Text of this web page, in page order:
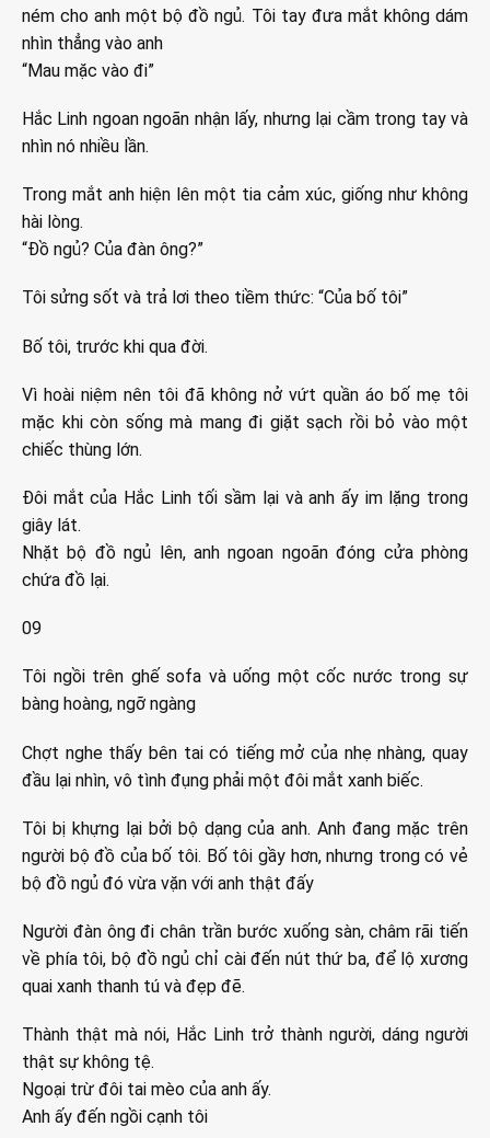
ném cho anh một bộ đồ ngủ. Tôi tay đưa mắt không dám
nhìn thẳng vào anh
“Mau mặc vào đi”
Hắc Linh ngoan ngoãn nhận lấy, nhưng lại cầm trong tay và
nhìn nó nhiều lần.
Trong mắt anh hiện lên một tia cảm xúc, giống như không
hài lòng.
“Đồ ngủ? Của đàn ông?”
Tôi sửng sốt và trả lơi theo tiềm thức: “Của bố tôi”
Bố tôi, trước khi qua đời.
Vì hoài niệm nên tôi đã không nở vứt quần áo bố mẹ tôi
mặc khi còn sống mà mang đi giặt sạch rồi bỏ vào một
chiếc thùng lớn.
Đôi mắt của Hắc Linh tối sầm lại và anh ấy im lặng trong
giây lát.
Nhặt bộ đồ ngủ lên, anh ngoan ngoãn đóng cửa phòng
chứa đồ lại.
09
Tôi ngồi trên ghế sofa và uống một cốc nước trong sự
bàng hoàng, ngỡ ngàng
Chợt nghe thấy bên tai có tiếng mở của nhẹ nhàng, quay
đầu lại nhìn, vô tình đụng phải một đôi mắt xanh biếc.
Tôi bị khựng lại bởi bộ dạng của anh. Anh đang mặc trên
người bộ đồ của bố tôi. Bố tôi gầy hơn, nhưng trong có vẻ
bộ đồ ngủ đó vừa vặn với anh thật đấy
Người đàn ông đi chân trần bước xuống sàn, châm rãi tiến
về phía tôi, bộ đồ ngủ chỉ cài đến nút thứ ba, để lộ xương
quai xanh thanh tú và đẹp đẽ.
Thành thật mà nói, Hắc Linh trở thành người, dáng người
thật sự không tệ.
Ngoại trừ đôi tai mèo của anh ấy.
Anh ấy đến ngồi cạnh tôi